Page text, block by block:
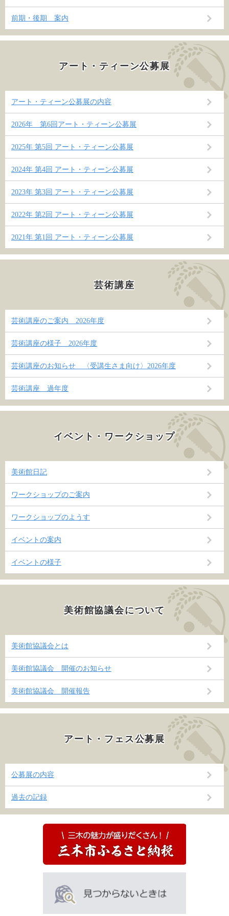
前期・後期 案内
アート・ティーン公募展
アート・ティーン公募展の内容
2026年 第6回アート・ティーン公募展
2025年 第5回 アート・ティーン公募展
2024年 第4回 アート・ティーン公募展
2023年 第3回 アート・ティーン公募展
2022年 第2回 アート・ティーン公募展
2021年 第1回 アート・ティーン公募展
芸術講座
芸術講座のご案内 2026年度
芸術講座の様子 2026年度
芸術講座のお知らせ 〈受講生さま向け〉2026年度
芸術講座 過年度
イベント・ワークショップ
美術館日記
ワークショップのご案内
ワークショップのようす
イベントの案内
イベントの様子
美術館協議会について
美術館協議会とは
美術館協議会 開催のお知らせ
美術館協議会 開催報告
アート・フェス公募展
公募展の内容
過去の記録